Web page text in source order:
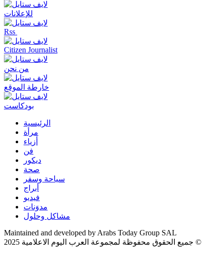
للإعلانات
Rss
Citizen Journalist
من نحن
خارطة الموقع
بودكاست
الرئيسية
مرأة
أزياء
فن
ديكور
صحة
سياحة وسفر
أبراج
فيديو
مدوَنات
مشاكل وحلول
Maintained and developed by Arabs Today Group SAL
جميع الحقوق محفوظة لمجموعة العرب اليوم الاعلامية 2025 ©